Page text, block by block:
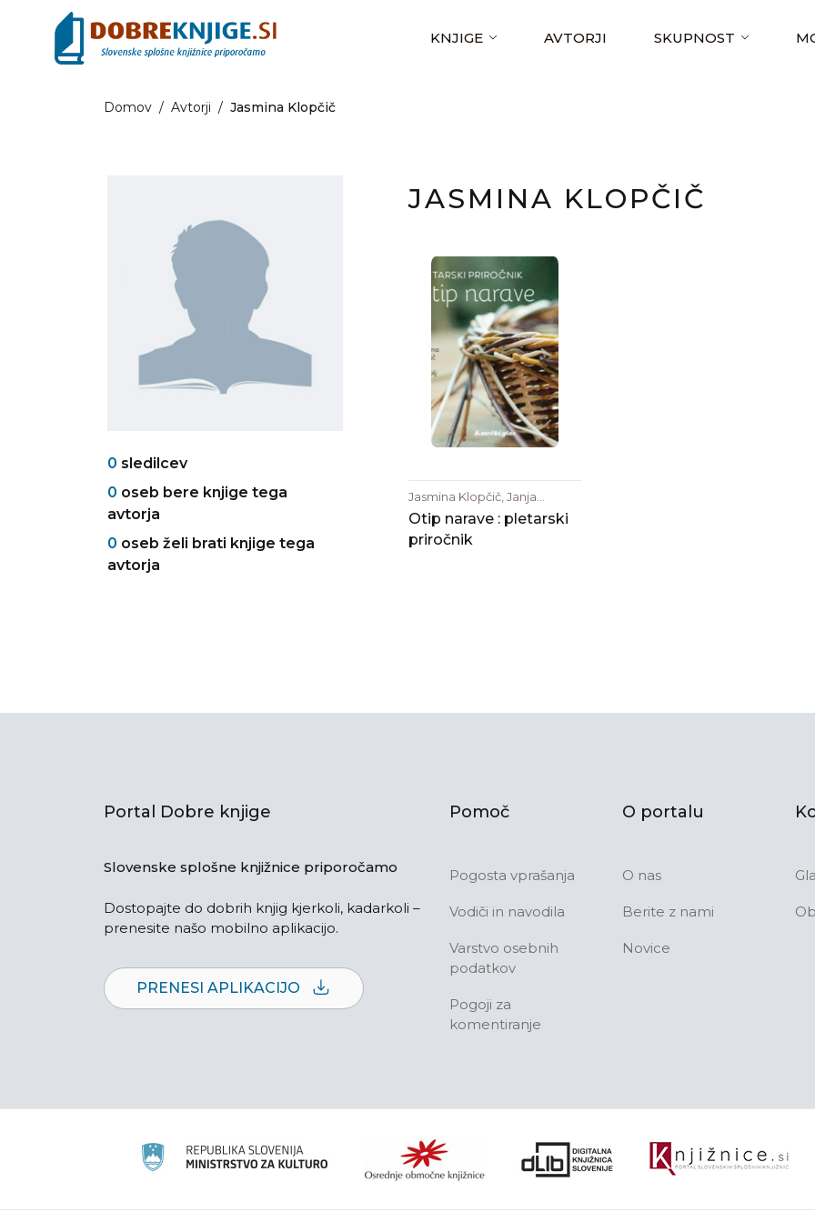
KNJIGE AVTORJI SKUPNOST
Domov / Avtorji / Jasmina Klopčič
0 sledilcev
0 oseb bere knjige tega
avtorja
0 oseb želi brati knjige tega
avtorja
JASMINA KLOPČIČ
Jasmina Klopčič, Janja
Smrkolj
Otip narave : pletarski
priročnik
Portal Dobre knjige
Slovenske splošne knjižnice priporočamo
Dostopajte do dobrih knjig kjerkoli, kadarkoli –
prenesite našo mobilno aplikacijo.
PRENESI APLIKACIJO
Pomoč
Pogosta vprašanja
Vodiči in navodila
Varstvo osebnih
podatkov
Pogoji za
komentiranje
O portalu
O nas
Berite z nami
Novice